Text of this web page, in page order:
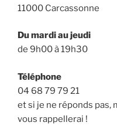
11000 Carcassonne
Du mardi au jeudi
de 9h00 à 19h30
Téléphone
04 68 79 79 21
et si je ne réponds pas,
vous rappellerai !